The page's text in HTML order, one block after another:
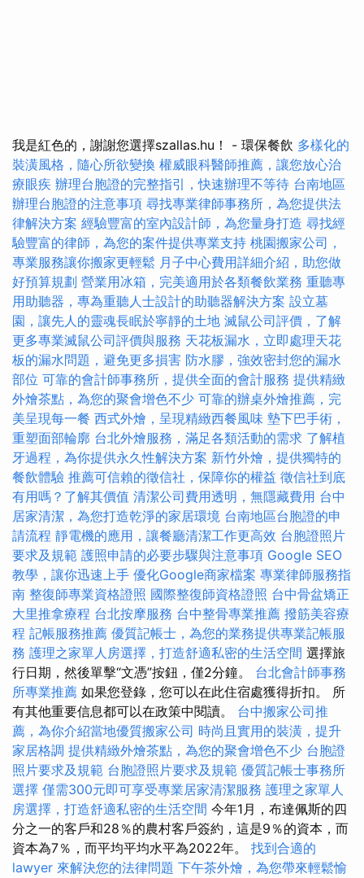
我是紅色的，謝謝您選擇szallas.hu！ - 環保餐飲 多樣化的
裝潢風格，隨心所欲變換 權威眼科醫師推薦，讓您放心治
療眼疾 辦理台胞證的完整指引，快速辦理不等待 台南地區
辦理台胞證的注意事項 尋找專業律師事務所，為您提供法
律解決方案 經驗豐富的室內設計師，為您量身打造 尋找經
驗豐富的律師，為您的案件提供專業支持 桃園搬家公司，
專業服務讓你搬家更輕鬆 月子中心費用詳細介紹，助您做
好預算規劃 營業用冰箱，完美適用於各類餐飲業務 重聽專
用助聽器，專為重聽人士設計的助聽器解決方案 設立墓
園，讓先人的靈魂長眠於寧靜的土地 滅鼠公司評價，了解
更多專業滅鼠公司評價與服務 天花板漏水，立即處理天花
板的漏水問題，避免更多損害 防水膠，強效密封您的漏水
部位 可靠的會計師事務所，提供全面的會計服務 提供精緻
外燴茶點，為您的聚會增色不少 可靠的辦桌外燴推薦，完
美呈現每一餐 西式外燴，呈現精緻西餐風味 墊下巴手術，
重塑面部輪廓 台北外燴服務，滿足各類活動的需求 了解植
牙過程，為你提供永久性解決方案 新竹外燴，提供獨特的
餐飲體驗 推薦可信賴的徵信社，保障你的權益 徵信社到底
有用嗎？了解其價值 清潔公司費用透明，無隱藏費用 台中
居家清潔，為您打造乾淨的家居環境 台南地區台胞證的申
請流程 靜電機的應用，讓餐廳清潔工作更高效 台胞證照片
要求及規範 護照申請的必要步驟與注意事項 Google SEO
教學，讓你迅速上手 優化Google商家檔案 專業律師服務指
南 整復師專業資格證照 國際整復師資格證照 台中骨盆矯正
大里推拿療程 台北按摩服務 台中整骨專業推薦 撥筋美容療
程 記帳服務推薦 優質記帳士，為您的業務提供專業記帳服
務 護理之家單人房選擇，打造舒適私密的生活空間 選擇旅
行日期，然後單擊“文憑”按鈕，僅2分鐘。 台北會計師事務
所專業推薦 如果您登錄，您可以在此住宿處獲得折扣。 所
有其他重要信息都可以在政策中閱讀。 台中搬家公司推
薦，為你介紹當地優質搬家公司 時尚且實用的裝潢，提升
家居格調 提供精緻外燴茶點，為您的聚會增色不少 台胞證
照片要求及規範 台胞證照片要求及規範 優質記帳士事務所
選擇 僅需300元即可享受專業居家清潔服務 護理之家單人
房選擇，打造舒適私密的生活空間 今年1月，布達佩斯的四
分之一的客戶和28％的農村客戶簽約，這是9％的資本，而
資本為7％，而平均平均水平為2022年。 找到合適的
lawyer 來解決您的法律問題 下午茶外燴，為您帶來輕鬆愉